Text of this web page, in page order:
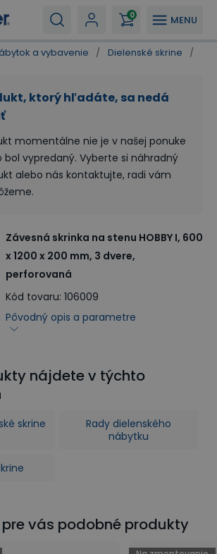
MENU
0
a vybavenie / Dielenské skrine /
Závesná skrinka na stenu HOBBY I, 600
x 1200 x 200 mm, 3 dvere,
perforovaná
Kód tovaru: 106009
Pôvodný opis a parametre
ktorý hľadáte, sa nedá
momentálne nie je v našej ponuke
bol vypredaný. Vyberte si náhradný
alebo nás kontaktujte, radi vám
nájdete v týchto
skrine
Rady dielenského
nábytku
vás podobné produkty